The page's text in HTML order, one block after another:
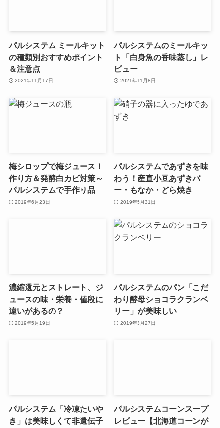
パルシステム ミールキット
の種類別おすすめポイント
＆注意点
2021年11月17日
パルシステムのミールキッ
ト「白身魚の香味蒸し」レ
ビュー
2021年11月8日
梅シロップで梅ジュース！
作り方＆発酵白カビ対策～
パルシステムで手作り品
2019年6月23日
パルシステムであずきを味
わう！産直小豆あずきバ
ー・もなか・どら焼き
2019年5月31日
濃縮還元とストレート、ジ
ュースの味・栄養・値段に
違いがあるの？
2019年5月19日
パルシステムのパン「こだ
わり酵母ショコラクランベ
リー」が美味しい
2019年3月27日
パルシステム「冷凍たいや
き」は美味しくて非遺伝子
パルシステムコーンスープ
レビュー【北海道コーンが